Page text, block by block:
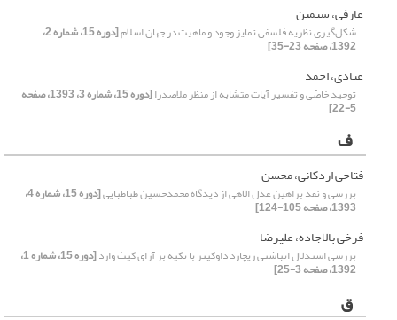
عارفی، سیمین
شکل‌گیری نظریه فلسفی تمایز وجود و ماهیت در جهان اسلام [دوره 15، شماره 2،
1392، صفحه 23-35]
عبادی، احمد
توحید خاصّی و تفسیر آیات متشابه از منظر ملاصدرا [دوره 15، شماره 3، 1393، صفحه
5-22]
ف
فتاحی اردکانی، محسن
بررسی و نقد براهین عدل الاهی از دیدگاه محمدحسین طباطبایی [دوره 15، شماره 4،
1393، صفحه 105-124]
فرخی بالاجاده، علیرضا
بررسی استدلال انباشتی ریچارد داوکینز با تکیه بر آرای کیث وارد [دوره 15، شماره 1،
1392، صفحه 3-25]
ق